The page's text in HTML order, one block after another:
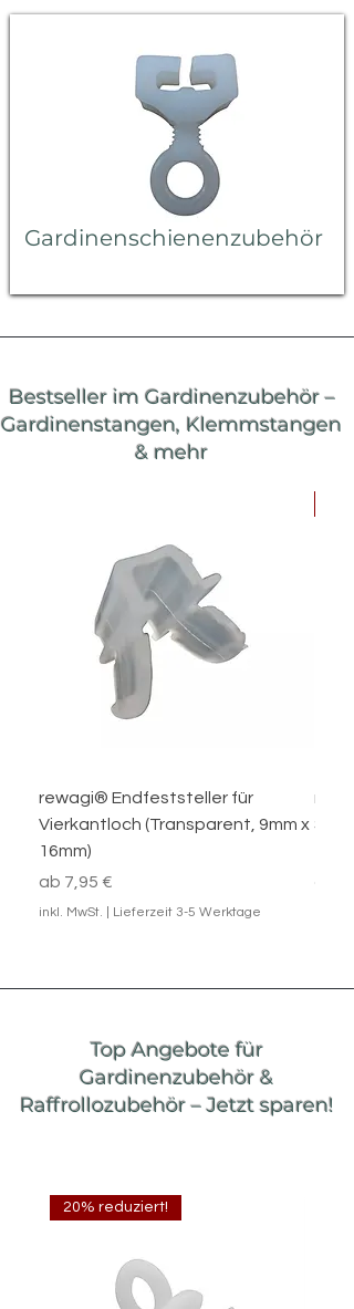
Gardinenschienenzubehör
Bestseller im Gardinenzubehör –
Gardinenstangen, Klemmstangen
& mehr
rewagi® Endfeststeller für
Vierkantloch (Transparent, 9mm x
16mm)
ab 7,95 €
Sale-Preis
inkl. MwSt. Lieferzeit 3-5 Werktage
Top Angebote für
Gardinenzubehör &
Raffrollozubehör – Jetzt sparen!
20% reduziert!